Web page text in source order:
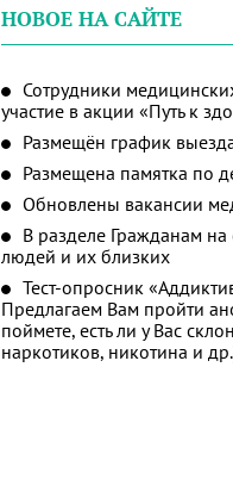
НОВОЕ НА САЙТЕ
Сотрудники
участие в акции «Путь к
Размещён график
Размещена памятка по
Обновлены вакансии
В разделе Гражданам
людей и их близких
Тест-опросник
Предлагаем Вам пройти
поймете, есть ли у Вас
наркотиков, никотина и